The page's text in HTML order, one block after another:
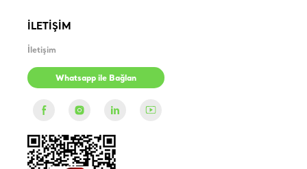
İLETİŞİM
İletişim
Whatsapp ile Bağlan